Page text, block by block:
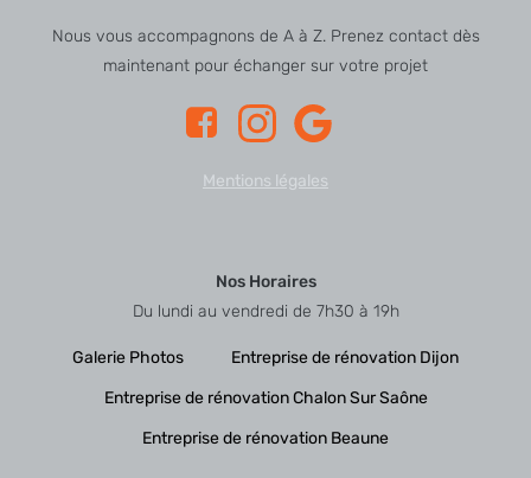
Nous vous accompagnons de A à Z. Prenez contact dès
maintenant pour échanger sur votre projet
Mentions légales
Nos Horaires
Du lundi au vendredi de 7h30 à 19h
Galerie Photos
Entreprise de rénovation Dijon
Entreprise de rénovation Chalon Sur Saône
Entreprise de rénovation Beaune